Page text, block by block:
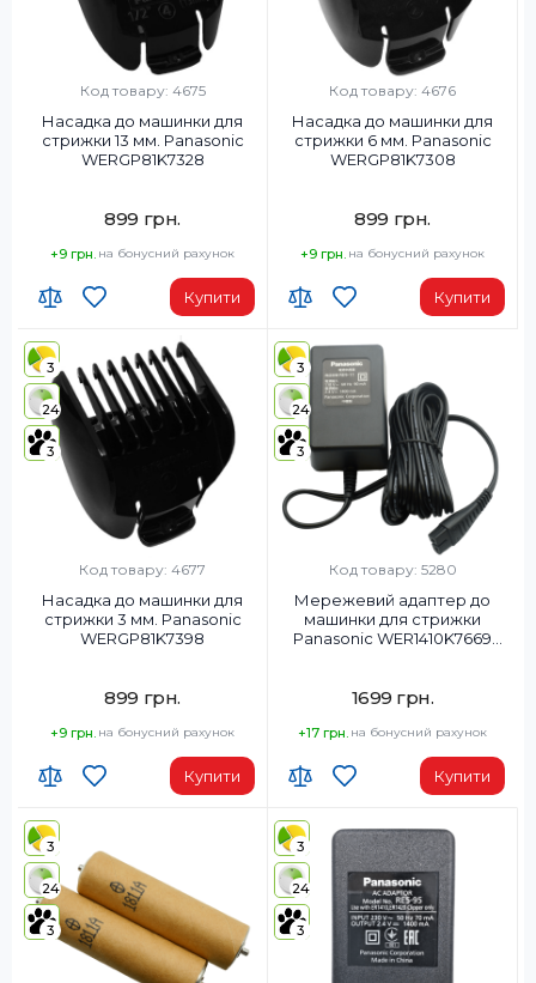
Код товару: 4675
Насадка до машинки для
стрижки 13 мм. Panasonic
WERGP81K7328
899 грн.
+9 грн. на бонусний рахунок
Купити
Код товару: 4676
Насадка до машинки для
стрижки 6 мм. Panasonic
WERGP81K7308
899 грн.
+9 грн. на бонусний рахунок
Купити
3
24
3
Код товару: 4677
Насадка до машинки для
стрижки 3 мм. Panasonic
WERGP81K7398
899 грн.
+9 грн. на бонусний рахунок
Купити
3
24
3
Код товару: 5280
Мережевий адаптер до
машинки для стрижки
Panasonic WER1410K7669
1699 грн.
+17 грн. на бонусний рахунок
Купити
3
24
3
3
24
3